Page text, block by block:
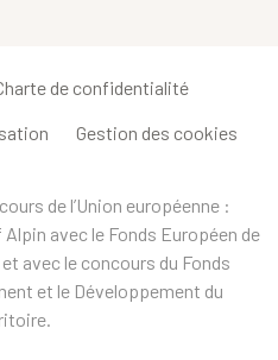
de confidentialité
Gestion des cookies
de l’Union européenne :
Alpin avec le Fonds Européen de
avec le concours du Fonds
et le Développement du